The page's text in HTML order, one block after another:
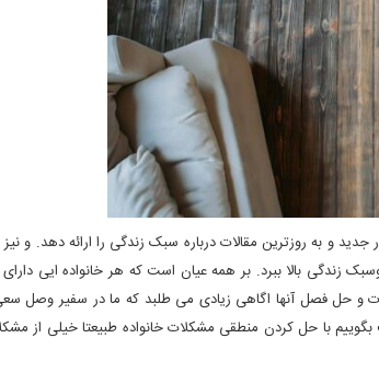
و به روزترین مقالات درباره سبک زندگی را ارائه دهد. و
زندگی بالا ببرد. بر همه عیان است که هر خانواده ایی
و حل فصل آنها اگاهی زیادی می طلبد که ما در سفیر وصل
با حل کردن منطقی مشکلات خانواده طبیعتا خیلی از